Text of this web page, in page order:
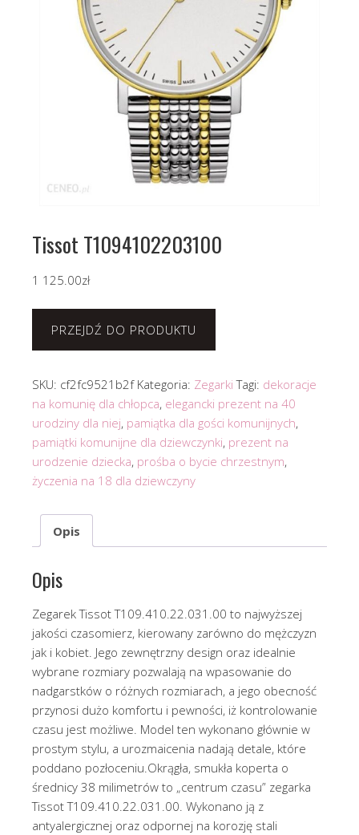
Tissot T1094102203100
1 125.00zł
PRZEJDŹ DO PRODUKTU
SKU: cf2fc9521b2f Kategoria: Zegarki Tagi: dekoracje
na komunię dla chłopca, elegancki prezent na 40
urodziny dla niej, pamiątka dla gości komunijnych,
pamiątki komunijne dla dziewczynki, prezent na
urodzenie dziecka, prośba o bycie chrzestnym,
życzenia na 18 dla dziewczyny
Opis
Opis
Zegarek Tissot T109.410.22.031.00 to najwyższej
jakości czasomierz, kierowany zarówno do mężczyzn
jak i kobiet. Jego zewnętrzny design oraz idealnie
wybrane rozmiary pozwalają na wpasowanie do
nadgarstków o różnych rozmiarach, a jego obecność
przynosi dużo komfortu i pewności, iż kontrolowanie
czasu jest możliwe. Model ten wykonano głównie w
prostym stylu, a urozmaicenia nadają detale, które
poddano pozłoceniu.Okrągła, smukła koperta o
średnicy 38 milimetrów to „centrum czasu” zegarka
Tissot T109.410.22.031.00. Wykonano ją z
antyalergicznej oraz odpornej na korozję stali